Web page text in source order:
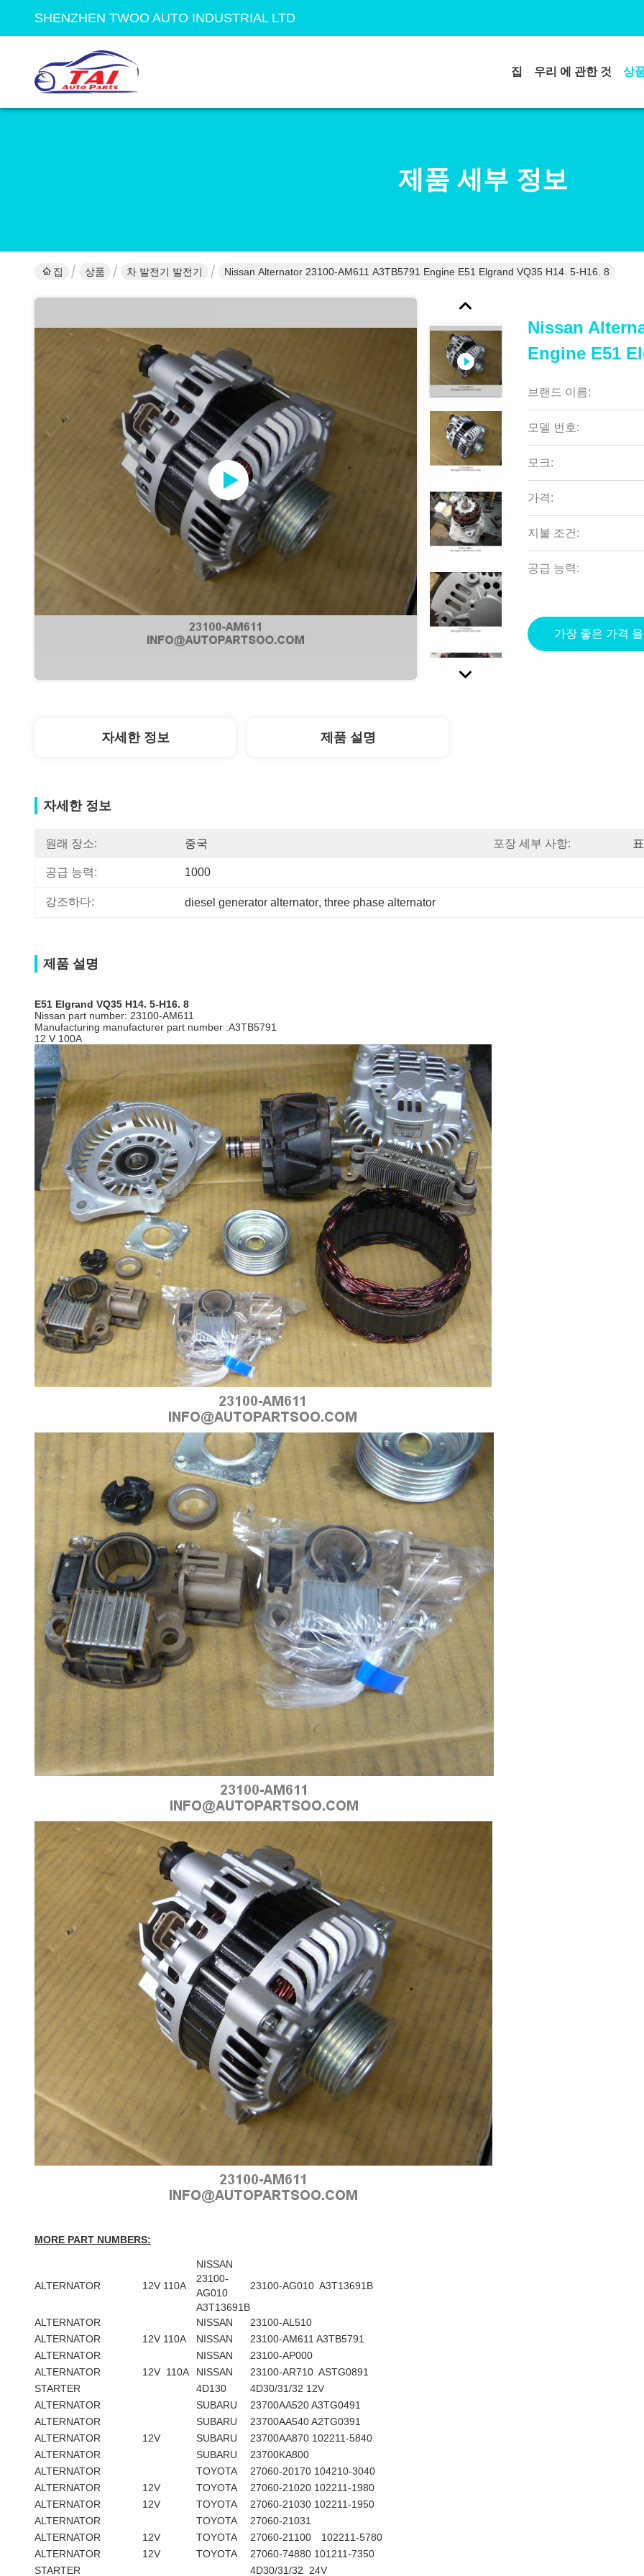
SHENZHEN TWOO AUTO INDUSTRIAL LTD
집 우리 에 관한 것 상
제품 세부 정보
집 상품 차 발전기 발전기 Nissan Alternator 23100-AM611 A3TB5791 Engine E51 Elgrand VQ35 H14. 5-H16. 8
Nissan
Engine E51
브랜드 이름:
모델 번호:
모크:
가격:
지불 조건:
공급 능력:
가장 좋은 가격
자세한 정보 제품 설명
자세한 정보
원래 장소: 중국 포장 세부 사항:
공급 능력: 1000
강조하다: diesel generator alternator, three phase alternator
제품 설명
E51 Elgrand VQ35 H14. 5-H16. 8
Nissan part number: 23100-AM611
Manufacturing manufacturer part number :A3TB5791
12 V 100A
MORE PART NUMBERS:
ALTERNATOR 12V 110A
NISSAN
23100-
AG010
A3T13691B
23100-AG010 A3T13691B
ALTERNATOR NISSAN
23100-AL510
ALTERNATOR
12V 110A NISSAN
23100-AM611 A3TB5791
ALTERNATOR
NISSAN
23100-AP000
ALTERNATOR
12V 110A NISSAN
23100-AR710 ASTG0891
STARTER
4D130
4D30/31/32 12V
ALTERNATOR
SUBARU
23700AA520 A3TG0491
ALTERNATOR
SUBARU
23700AA540 A2TG0391
ALTERNATOR
12V SUBARU
23700AA870 102211-5840
ALTERNATOR
SUBARU
23700KA800
ALTERNATOR
TOYOTA
27060-20170 104210-3040
ALTERNATOR
12V TOYOTA
27060-21020 102211-1980
ALTERNATOR
12V TOYOTA
27060-21030 102211-1950
ALTERNATOR
TOYOTA
27060-21031
ALTERNATOR
12V TOYOTA
27060-21100 102211-5780
ALTERNATOR
12V TOYOTA
27060-74880 101211-7350
STARTER
4D30/31/32 24V